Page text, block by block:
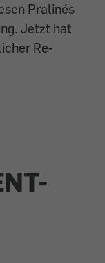
Pralinés
Jetzt hat
Re-